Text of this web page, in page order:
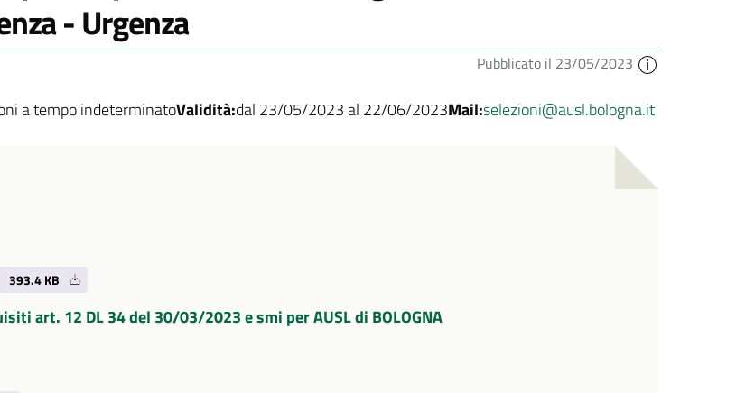
- Urgenza
Pubblicato il 23/05/2023
a tempo indeterminatoValidità:dal 23/05/2023 al 22/06/2023Mail:selezioni@ausl.bologna.it
393.4 KB
art. 12 DL 34 del 30/03/2023 e smi per AUSL di BOLOGNA